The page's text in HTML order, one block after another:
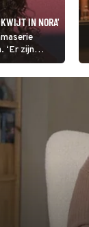
IN NORA'
‘Er zijn